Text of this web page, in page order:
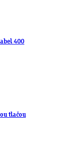
400
tlačou